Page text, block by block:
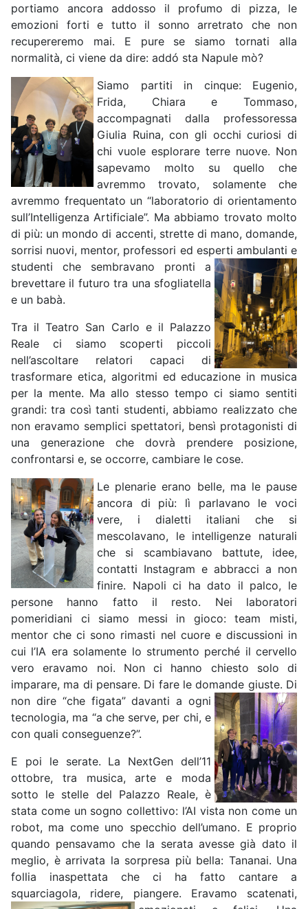
portiamo ancora addosso il profumo di pizza, le
emozioni forti e tutto il sonno arretrato che non
recupereremo mai. E pure se siamo tornati alla
normalità, ci viene da dire: addó sta Napule mò?
Siamo partiti in cinque: Eugenio,
Frida, Chiara e Tommaso,
accompagnati dalla professoressa
Giulia Ruina, con gli occhi curiosi di
chi vuole esplorare terre nuove. Non
sapevamo molto su quello che
avremmo trovato, solamente che
avremmo frequentato un “laboratorio di orientamento
sull’Intelligenza Artificiale”. Ma abbiamo trovato molto
di più: un mondo di accenti, strette di mano, domande,
sorrisi nuovi, mentor, professori ed esperti ambulanti e
studenti che sembravano pronti a
brevettare il futuro tra una sfogliatella
e un babà.
Tra il Teatro San Carlo e il Palazzo
Reale ci siamo scoperti piccoli
nell’ascoltare relatori capaci di
trasformare etica, algoritmi ed educazione in musica
per la mente. Ma allo stesso tempo ci siamo sentiti
grandi: tra così tanti studenti, abbiamo realizzato che
non eravamo semplici spettatori, bensì protagonisti di
una generazione che dovrà prendere posizione,
confrontarsi e, se occorre, cambiare le cose.
Le plenarie erano belle, ma le pause
ancora di più: lì parlavano le voci
vere, i dialetti italiani che si
mescolavano, le intelligenze naturali
che si scambiavano battute, idee,
contatti Instagram e abbracci a non
finire. Napoli ci ha dato il palco, le
persone hanno fatto il resto. Nei laboratori
pomeridiani ci siamo messi in gioco: team misti,
mentor che ci sono rimasti nel cuore e discussioni in
cui l’IA era solamente lo strumento perché il cervello
vero eravamo noi. Non ci hanno chiesto solo di
imparare, ma di pensare. Di fare le domande giuste. Di
non dire “che figata” davanti a ogni
tecnologia, ma “a che serve, per chi, e
con quali conseguenze?”.
E poi le serate. La NextGen dell’11
ottobre, tra musica, arte e moda
sotto le stelle del Palazzo Reale, è
stata come un sogno collettivo: l’AI vista non come un
robot, ma come uno specchio dell’umano. E proprio
quando pensavamo che la serata avesse già dato il
meglio, è arrivata la sorpresa più bella: Tananai. Una
follia inaspettata che ci ha fatto cantare a
squarciagola, ridere, piangere. Eravamo scatenati,